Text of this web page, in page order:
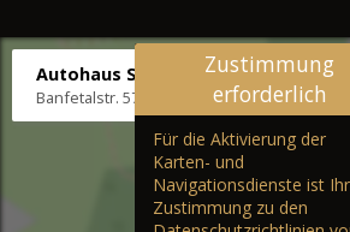
Autohaus Stenger
Banfetalstr. 57, 57334 Bad Laasphe
Zustimmung
erforderlich
Für die Aktivierung der
Karten- und
Navigationsdienste ist
Zustimmung zu den